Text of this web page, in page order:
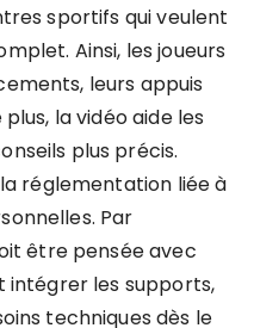
sportifs qui veulent
Ainsi, les joueurs
leurs appuis
la vidéo aide les
plus précis.
réglementation liée à
Par
être pensée avec
intégrer les supports,
techniques dès le